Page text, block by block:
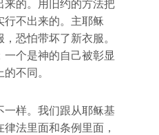
来的。用旧约的方法把
行不出来的。主耶稣
恐怕带坏了新衣服。
个是神的自己被彰显
不同。
样。我们跟从耶稣基
法里面和条例里面，